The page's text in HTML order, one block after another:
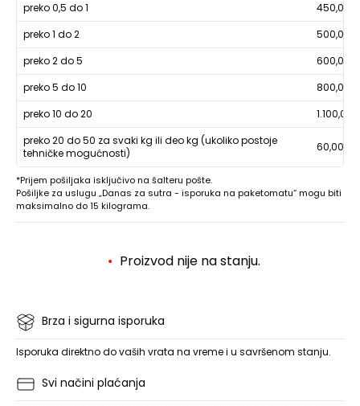
preko 0,5 do 1
450,00
preko 1 do 2
500,00
preko 2 do 5
600,00
preko 5 do 10
800,00
preko 10 do 20
1.100,00
preko 20 do 50 za svaki kg ili deo kg (ukoliko postoje
tehničke mogućnosti)
60,00
*Prijem pošiljaka isključivo na šalteru pošte.
Pošiljke za uslugu „Danas za sutra - isporuka na paketomatu“ mogu biti
maksimalno do 15 kilograma.
Proizvod nije na stanju.
Brza i sigurna isporuka
Isporuka direktno do vaših vrata na vreme i u savršenom stanju.
Svi načini plaćanja